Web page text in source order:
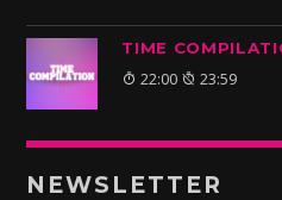
TIME
22:00 23:59
NEWSLETTER